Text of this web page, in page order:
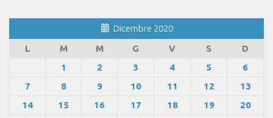
Dicembre 2020
L
M M G V S
D
1
2 3 4 5
6
7
8 9 10 11 12
13
14
15 16 17 18 19
20